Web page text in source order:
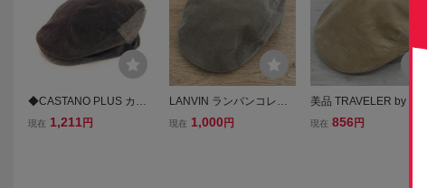
◆CASTANO PLUS カス
ターノプラス コーデュロ
現在 1,211 円
LANVIN ランバンコレク
ション コーデュロイ ハ
現在 1,000 円
美品 TRAVELER by
try Gentleman ハンチン
現在 856円